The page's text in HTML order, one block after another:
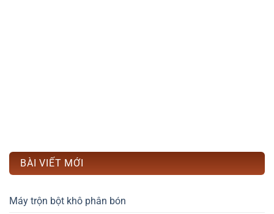
BÀI VIẾT MỚI
Máy trộn bột khô phân bón